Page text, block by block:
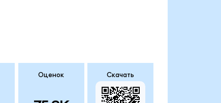
Оценок Скачать